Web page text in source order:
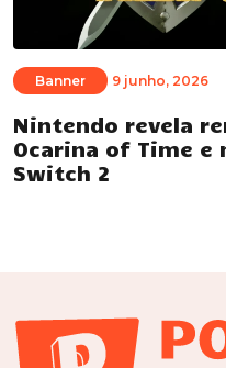
Banner 9 junho, 2026
Nintendo revela
Ocarina of Time e
Switch 2